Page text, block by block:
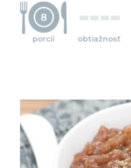
8
porcií obtiažnosť